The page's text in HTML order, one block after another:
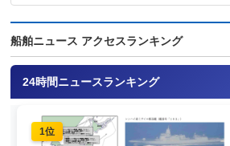
船舶ニュース アクセスランキング
24時間ニュースランキング
1位